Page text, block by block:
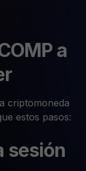
a
criptomoneda
estos pasos:
sesión